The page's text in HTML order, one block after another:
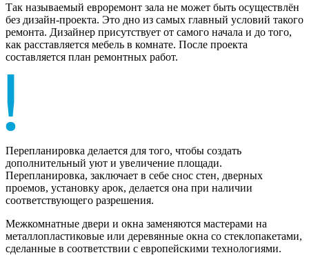
Так называемый евроремонт зала не может быть осуществлён
без дизайн-проекта. Это дно из самых главный условий такого
ремонта. Дизайнер присутствует от самого начала и до того,
как расставляется мебель в комнате. После проекта
составляется план ремонтных работ.
Перепланировка делается для того, чтобы создать
дополнительный уют и увеличение площади.
Перепланировка, заключает в себе снос стен, дверных
проемов, установку арок, делается она при наличии
соответствующего разрешения.
Межкомнатные двери и окна заменяются мастерами на
металлопластиковые или деревянные окна со стеклопакетами,
сделанные в соответствии с европейскими технологиями.